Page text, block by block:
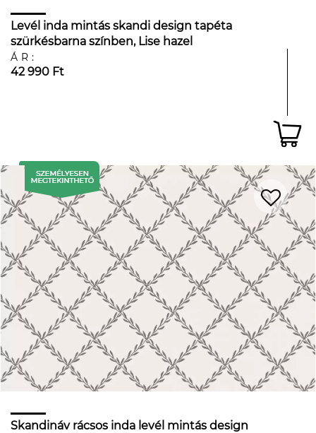
Levél inda mintás skandi design tapéta
szürkésbarna színben, Lise hazel
ÁR:
42 990 Ft
Skandináv rácsos inda levél mintás design